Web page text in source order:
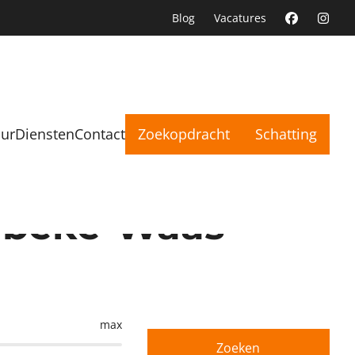
Blog Vacatures
DienstenContact Zoekopdracht Schatting
Waas
max
Zoeken